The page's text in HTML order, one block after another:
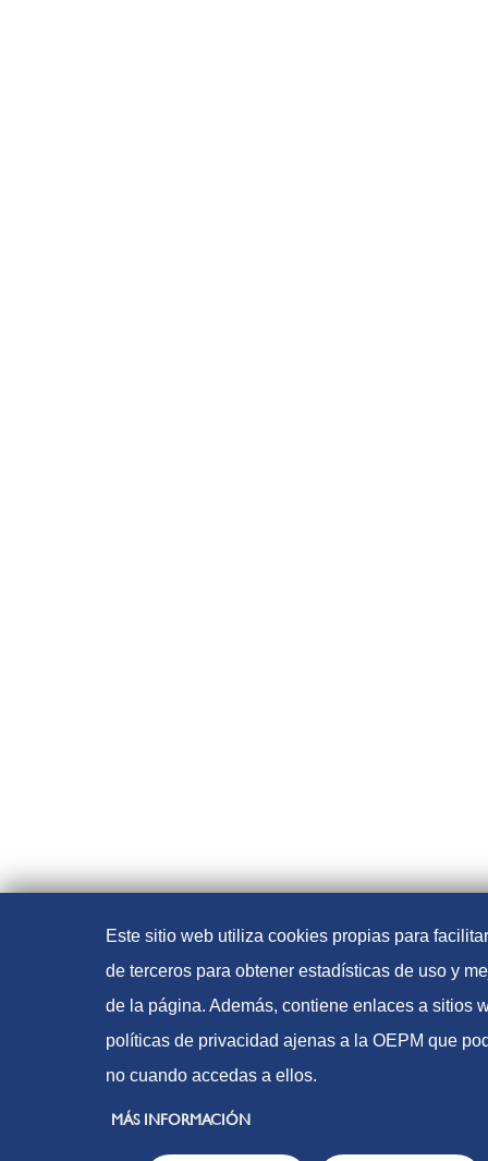
Este sitio web utiliza cookies propias para
de terceros para obtener estadísticas de uso y
de la página. Además, contiene enlaces a sitios
políticas de privacidad ajenas a la OEPM que
no cuando accedas a ellos.
MÁS INFORMACIÓN